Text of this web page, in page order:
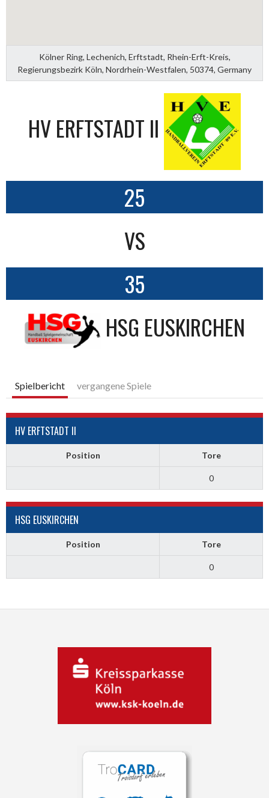
Kölner Ring, Lechenich, Erftstadt, Rhein-Erft-Kreis,
Regierungsbezirk Köln, Nordrhein-Westfalen, 50374, Germany
HV ERFTSTADT II
25
VS
35
HSG EUSKIRCHEN
Spielbericht vergangene Spiele
HV ERFTSTADT II
Position Tore
0
HSG EUSKIRCHEN
Position Tore
0